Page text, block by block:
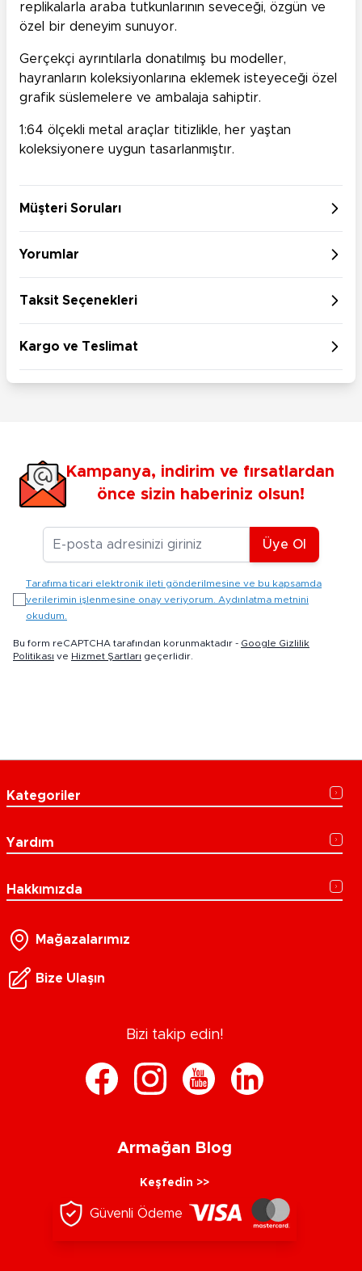
replikalarla araba tutkunlarının seveceği, özgün ve
özel bir deneyim sunuyor. ​
Gerçekçi ayrıntılarla donatılmış bu modeller,
hayranların koleksiyonlarına eklemek isteyeceği özel
grafik süslemelere ve ambalaja sahiptir.
1:64 ölçekli metal araçlar titizlikle, her yaştan
koleksiyonere uygun tasarlanmıştır.
Müşteri Soruları
Yorumlar
Taksit Seçenekleri
Kargo ve Teslimat
Kampanya, indirim ve fırsatlardan
önce sizin haberiniz olsun!
E-posta Adresiniz
Üye Ol
Tarafıma ticari elektronik ileti gönderilmesine ve bu kapsamda
verilerimin işlenmesine onay veriyorum. Aydınlatma metnini
okudum.
Bu form reCAPTCHA tarafından korunmaktadır - Google Gizlilik
Politikası ve Hizmet Şartları geçerlidir.
Kategoriler
Yardım
Hakkımızda
Mağazalarımız
Bize Ulaşın
Bizi takip edin!
Armağan Blog
Keşfedin >>
Güvenli Ödeme